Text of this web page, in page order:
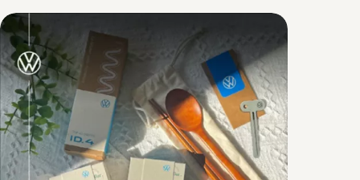
폭스바겐 인증 중고차
FAQ